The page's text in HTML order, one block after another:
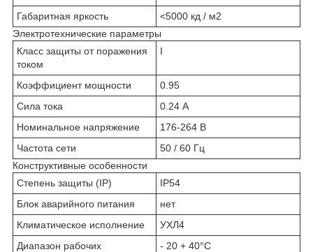
Габаритная яркость
<5000 кд / м2
Электротехнические параметры
Класс защиты от поражения
током
I
Коэффициент мощности
0.95
Сила тока
0.24 А
Номинальное напряжение
176-264 В
Частота сети
50 / 60 Гц
Конструктивные особенности
Степень защиты (IP)
IP54
Блок аварийного питания
нет
Климатическое исполнение
УХЛ4
Диапазон рабочих
- 20 + 40°C